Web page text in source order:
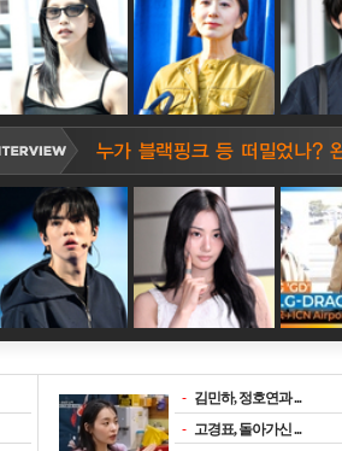
- 김민하, 정호연과 ...
- 고경표, 돌아가신 ...